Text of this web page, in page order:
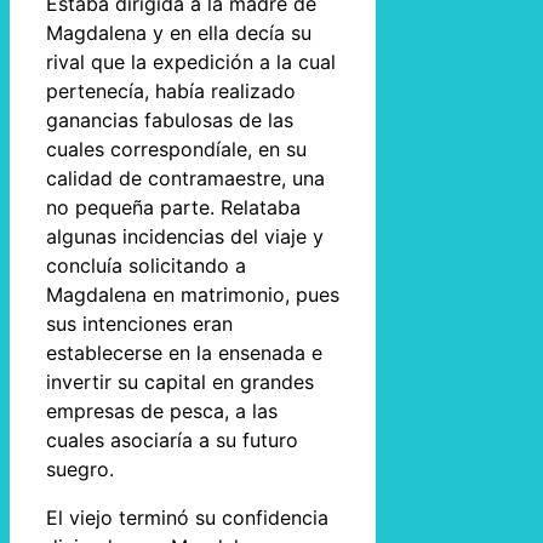
Magdalena y en ella decía su
rival que la expedición a la cual
pertenecía, había realizado
ganancias fabulosas de las
cuales correspondíale, en su
calidad de contramaestre, una
no pequeña parte. Relataba
algunas incidencias del viaje y
concluía solicitando a
Magdalena en matrimonio, pues
sus intenciones eran
establecerse en la ensenada e
invertir su capital en grandes
empresas de pesca, a las
cuales asociaría a su futuro
suegro.
El viejo terminó su confidencia